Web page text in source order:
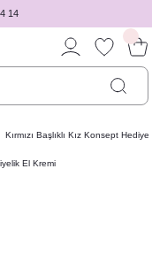
14
Kırmızı Başlıklı Kız Konsept